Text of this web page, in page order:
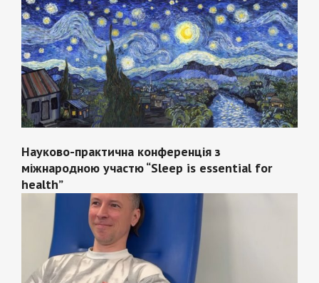
Науково-практична конференція з
міжнародною участю “Sleep is essential for
health”